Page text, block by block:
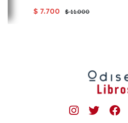
$ 7.700 $ 11.000